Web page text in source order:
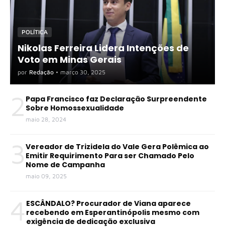
POLÍTICA
Nikolas Ferreira Lidera Intenções de
Voto em Minas Gerais
por Redação • março 30, 2025
2 Papa Francisco faz Declaração Surpreendente
Sobre Homossexualidade
maio 28, 2024
3 Vereador de Trizidela do Vale Gera Polêmica ao
Emitir Requirimento Para ser Chamado Pelo
Nome de Campanha
maio 09, 2025
4 ESCÂNDALO? Procurador de Viana aparece
recebendo em Esperantinópolis mesmo com
exigência de dedicação exclusiva